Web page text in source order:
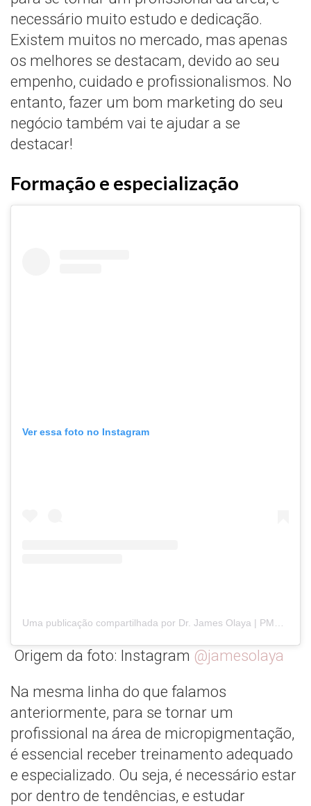
necessário muito estudo e dedicação.
Existem muitos no mercado, mas apenas
os melhores se destacam, devido ao seu
empenho, cuidado e profissionalismos. No
entanto, fazer um bom marketing do seu
negócio também vai te ajudar a se
destacar!
Formação e especialização
Ver essa foto no Instagram
Origem da foto: Instagram @jamesolaya
Na mesma linha do que falamos
anteriormente, para se tornar um
profissional na área de micropigmentação,
é essencial receber treinamento adequado
e especializado. Ou seja, é necessário estar
por dentro de tendências, e estudar